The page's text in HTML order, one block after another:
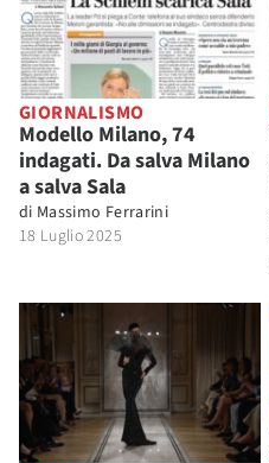
GIORNALISMO
Modello Milano, 74
indagati. Da salva Milano
a salva Sala
di Massimo Ferrarini
18 Luglio 2025